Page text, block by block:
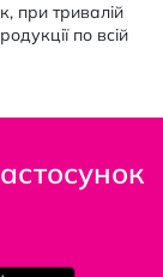
при тривалій
по всій